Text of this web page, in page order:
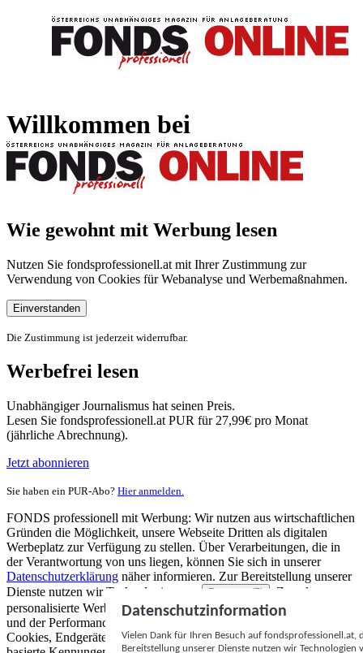
Willkommen bei
Wie gewohnt mit Werbung lesen
Nutzen Sie fondsprofessionell.at mit Ihrer Zustimmung zur
Verwendung von Cookies für Webanalyse und Werbemaßnahmen.
Einverstanden
Die Zustimmung ist jederzeit widerrufbar.
Werbefrei lesen
Unabhängiger Journalismus hat seinen Preis.
Lesen Sie fondsprofessionell.at PUR für 27,99€ pro Monat
(jährliche Abrechnung).
Jetzt abonnieren
Sie haben ein PUR-Abo? Hier anmelden.
FONDS professionell mit Werbung: Wir nutzen aus wirtschaftlichen
Gründen die Möglichkeit, unsere Webseite Dritten als digitalen
Werbeplatz zur Verfügung zu stellen. Über Verarbeitungen, die in
der Verantwortung von uns liegen, können Sie sich in unserer
Datenschutzerklärung näher informieren. Zur Bereitstellung unserer
Dienste nutzen wir Technologien von
Partnern (5)
. Zwecke:
personalisierte Werbung und Inhalte, Messung von Werbeleistung
und der Performance von Inhalten sowie Zielgruppenforschung.
Cookies, Endgeräte- oder ähnliche Online-Kennungen (z. B. login-
Datenschutzinformation
Vielen Dank für Ihren Besuch auf
Bereitstellung unserer Dienste nutzen wir Technologien